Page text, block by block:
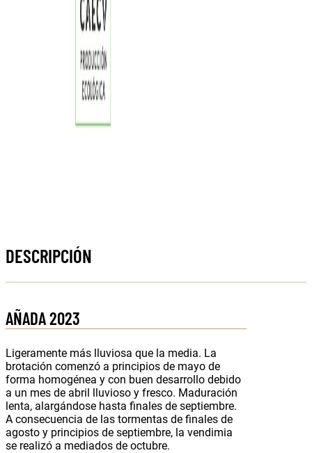
DESCRIPCIÓN
AÑADA 2023
Ligeramente más lluviosa que la media. La
brotación comenzó a principios de mayo de
forma homogénea y con buen desarrollo debido
a un mes de abril lluvioso y fresco. Maduración
lenta, alargándose hasta finales de septiembre.
A consecuencia de las tormentas de finales de
agosto y principios de septiembre, la vendimia
se realizó a mediados de octubre.